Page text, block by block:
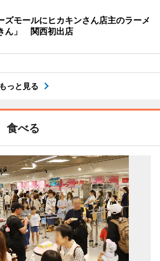
ズモールにヒカキンさん店主のラーメ
ん」 関西初出店
もっと見る
食べる